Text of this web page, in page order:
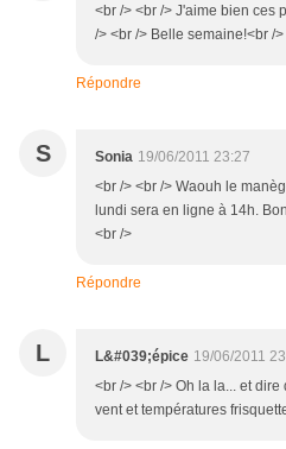
<br /> <br /> J'aime bien ces
/> <br /> Belle semaine!<br /
Répondre
S Sonia 19/06/2011 23:27
<br /> <br /> Waouh le
lundi sera en ligne à 14h.
<br />
Répondre
L L&#039;épice 19/06/2011
<br /> <br /> Oh la la... et
vent et températures